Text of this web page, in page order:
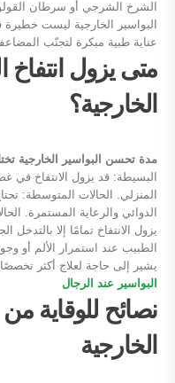
الشرخ الشرجي أو سرطان
البواسير الخارجية ليست خطيرة
عناية طبية مبكرة لتجنّب
متى يزول انتفاخ
الخارجية؟
مدة تحسن البواسير الخارجية
البسيطة: قد يزول الانتفاخ في
المنزلي. الحالات المتوسطة:
الدوائي والرعاية المستمرة.
يزول الانتفاخ تمامًا إلا
الطبيب عند استمرار الألم أو
يشير إلى حاجة لعلاج أكثر
البواسير عند الرجال
نصائح للوقاية من
الخارجية